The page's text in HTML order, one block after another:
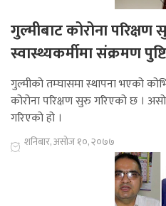
गुल्मीबाट कोरोना
स्वास्थ्यकर्मीमा संक्रमण पुष्टि
गुल्मीको तम्घासमा स्थापना भएको
कोरोना परिक्षण सुरु गरिएको छ ।
गरिएको हो ।
शनिबार, असोज १०, २०७७